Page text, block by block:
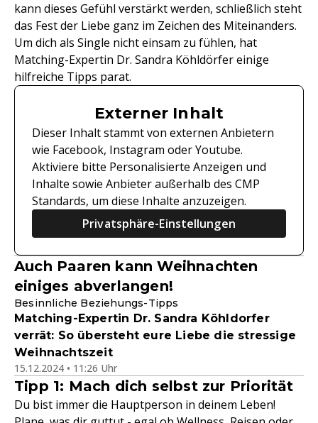
kann dieses Gefühl verstärkt werden, schließlich steht
das Fest der Liebe ganz im Zeichen des Miteinanders.
Um dich als Single nicht einsam zu fühlen, hat
Matching-Expertin Dr. Sandra Köhldörfer einige
hilfreiche Tipps parat.
Externer Inhalt
Dieser Inhalt stammt von externen Anbietern
wie Facebook, Instagram oder Youtube.
Aktiviere bitte Personalisierte Anzeigen und
Inhalte sowie Anbieter außerhalb des CMP
Standards, um diese Inhalte anzuzeigen.
Privatsphäre-Einstellungen
Auch Paaren kann Weihnachten
einiges abverlangen!
Besinnliche Beziehungs-Tipps
Matching-Expertin Dr. Sandra Köhldorfer
verrät: So übersteht eure Liebe die stressige
Weihnachtszeit
15.12.2024 • 11:26 Uhr
Tipp 1: Mach dich selbst zur Priorität
Du bist immer die Hauptperson in deinem Leben!